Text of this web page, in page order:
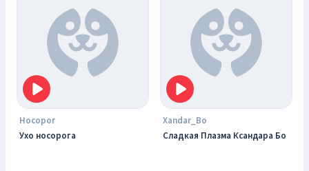
Носорог
Ухо носорога
Xandar_Bo
Сладкая Плазма Ксандара Бо